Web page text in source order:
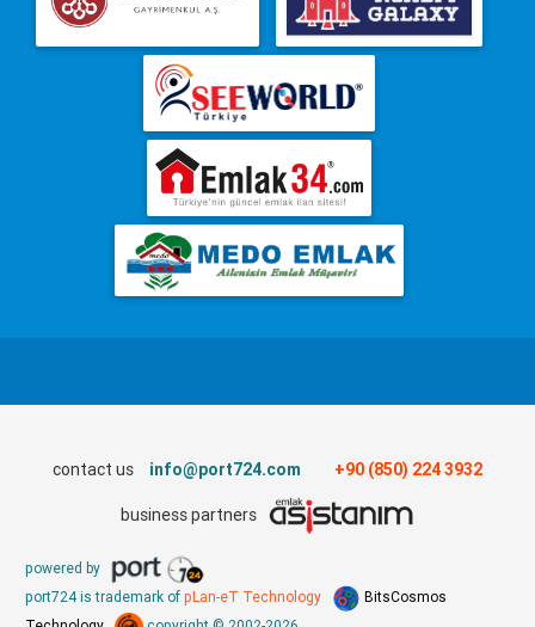
contact us info@port724.com +90 (850) 224 3932
business partners
powered by
port724 is trademark of pLan-eT Technology
BitsCosmos